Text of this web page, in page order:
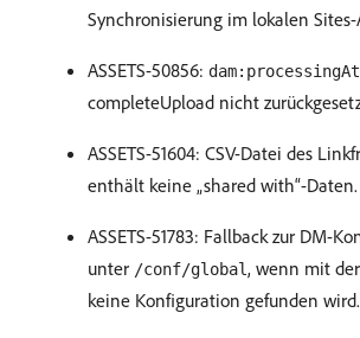
Synchronisierung im lokalen Sites-
ASSETS-50856:
completeUpload nicht
ASSETS-51604: CSV-Datei des
enthält keine „shared with“-Daten.
ASSETS-51783: Fallback zur DM-
unter /conf/global, wenn mit
keine Konfiguration gefunden wird.